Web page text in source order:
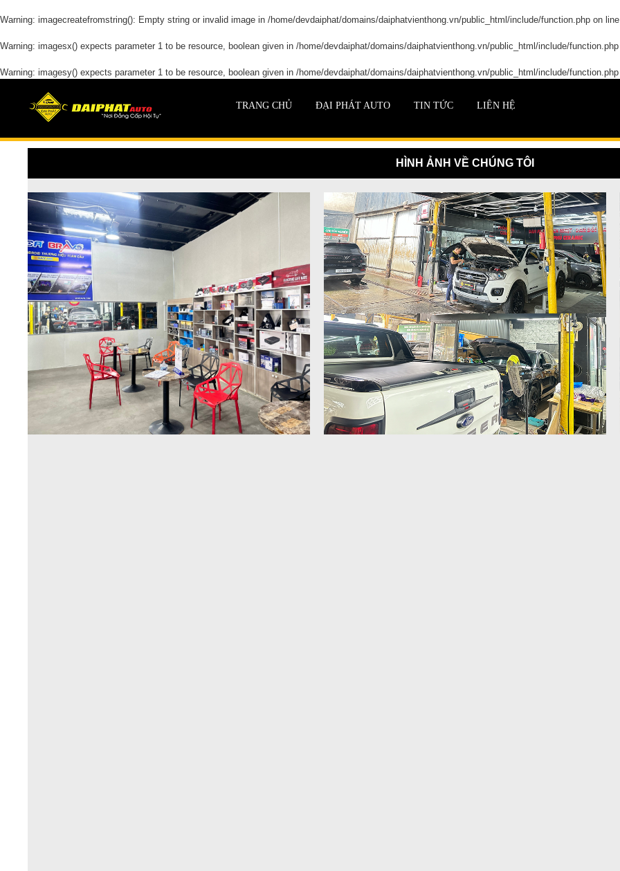
Warning: imagecreatefromstring(): Empty string or invalid image in /home/devdaiphat/domains/daiphatvienthong.vn/public_html/include/function.php on line
Warning: imagesx() expects parameter 1 to be resource, boolean given in /home/devdaiphat/domains/daiphatvienthong.vn/public_html/include/function.php
Warning: imagesy() expects parameter 1 to be resource, boolean given in /home/devdaiphat/domains/daiphatvienthong.vn/public_html/include/function.php
TRANG CHỦ ĐẠI PHÁT AUTO TIN TỨC LIÊN HỆ
HÌNH ẢNH VỀ CHÚNG TÔI